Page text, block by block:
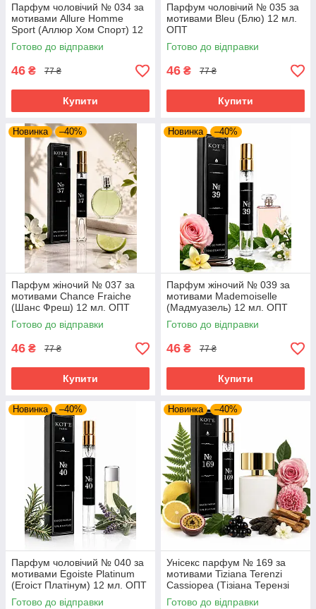
Парфум чоловічий № 034 за
мотивами Allure Homme
Sport (Аллюр Хом Спорт) 12
мл. ОПТ
Готово до відправки
46 ₴ 77 ₴
Купити
Парфум чоловічий № 035 за
мотивами Bleu (Блю) 12 мл.
ОПТ
Готово до відправки
46 ₴ 77 ₴
Купити
Новинка –40%
Парфум жіночий № 037 за
мотивами Chance Fraiche
(Шанс Фреш) 12 мл. ОПТ
Готово до відправки
46 ₴ 77 ₴
Купити
Новинка –40%
Парфум жіночий № 039 за
мотивами Mademoiselle
(Мадмуазель) 12 мл. ОПТ
Готово до відправки
46 ₴ 77 ₴
Купити
Новинка –40%
Парфум чоловічий № 040 за
мотивами Egoiste Platinum
(Егоіст Платінум) 12 мл. ОПТ
Готово до відправки
Новинка –40%
Унісекс парфум № 169 за
мотивами Tiziana Terenzi
Cassiopea (Тізіана Терензі
Кассіопея) 12 мл. ОПТ
Готово до відправки